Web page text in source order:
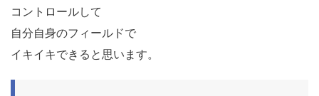
コントロールして
自分自身のフィールドで
イキイキできると思います。